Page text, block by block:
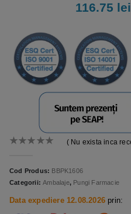
( Nu exista inca
Cod Produs: BBPK1606
Categorii:Ambalaje, Pungi Farmacie
Data expediere 12.08.2026 prin:
116.75